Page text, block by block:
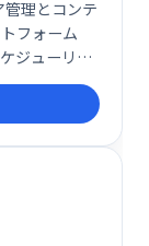
理とコンテ
フォーム
ジューリン
します。エ
支援し、効